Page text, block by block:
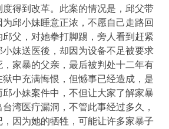
得到改革。此案的情况是，邱父带
邱小妹睡意正浓，不愿自己走路回
父，对她拳打脚踢，旁人看到赶紧
妹送医後，却因为设备不足被要求
家暴的父亲，最后被判处十二年有
中充满悔恨，但憾事已经造成，是
小妹案件中，不但让大家了解家暴
湾医疔漏洞，不管此事经过多久，
因为她的牺牲，可能让许多家暴子